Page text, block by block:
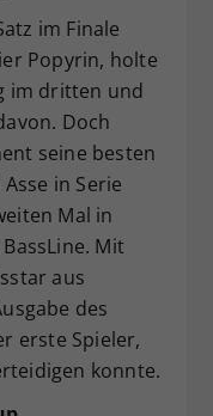
im Finale
Popyrin, holte
im dritten und
Doch
seine besten
in Serie
Mal in
Mit
aus
des
erste Spieler,
konnte.